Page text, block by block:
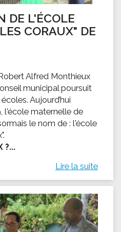
DE L'ÉCOLE
CORAUX" DE
Alfred Monthieux
municipal poursuit
Aujourd’hui
l'école maternelle de
le nom de : l'école
?...
Lire la suite